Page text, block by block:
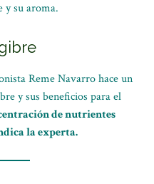
y su aroma.
Reme Navarro hace un
y sus beneficios para el
de nutrientes
la experta.